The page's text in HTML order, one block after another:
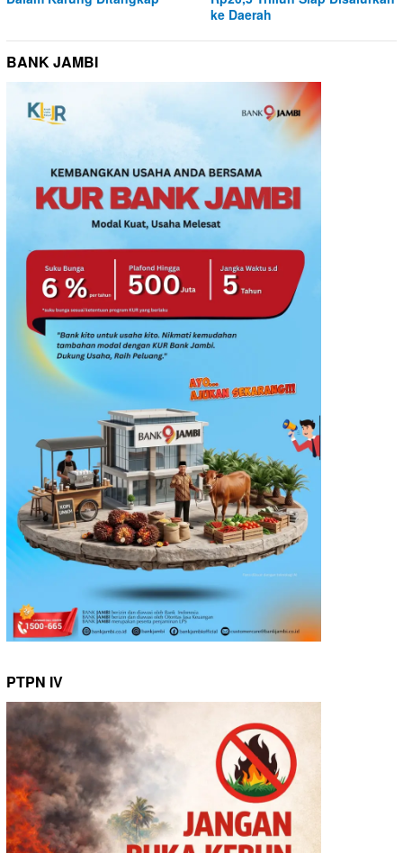
ke Daerah
BANK JAMBI
PTPN IV